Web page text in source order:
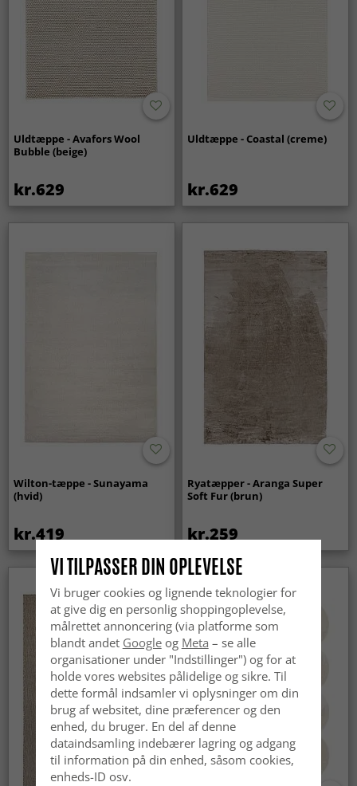
Uldtæppe - Avafors Wool
Bubble (beige)
kr.629
Uldtæppe - Coastal (creme)
kr.629
Wilton-tæppe - Sunayama
(hvid)
kr.419
Ryatæpper - Aranga Super
Soft Fur (brun)
kr.259
Nyhed
VI TILPASSER DIN OPLEVELSE
Vi bruger cookies og lignende teknologier for
at give dig en personlig shoppingoplevelse,
målrettet annoncering (via platforme som
blandt andet Googleog Meta – se alle
organisationer under "Indstillinger") og for at
holde vores websites pålidelige og sikre. Til
dette formål indsamler vi oplysninger om din
brug af websitet, dine præferencer og den
enhed, du bruger. En del af denne
dataindsamling indebærer lagring og adgang
til information på din enhed, såsom cookies,
enheds-ID osv.